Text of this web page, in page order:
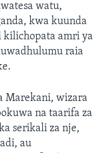
watu,
kwa kuunda
kilichopata amri ya
raia
Marekani, wizara
na taarifa za
serikali za nje,
au